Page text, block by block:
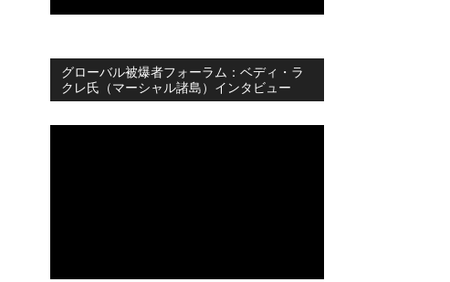
グローバル被爆者フォーラム：ベディ・ラ
クレ氏（マーシャル諸島）インタビュー